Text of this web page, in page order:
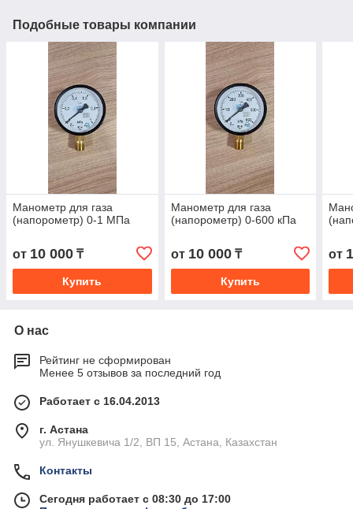
Подобные товары компании
Манометр для газа
(напорометр) 0-1 МПа
от 10 000 ₸
Купить
Манометр для газа
(напорометр) 0-600 кПа
от 10 000₸
Купить
от
О нас
Рейтинг не сформирован
Менее 5 отзывов за последний год
Работает с 16.04.2013
г. Астана
ул. Янушкевича 1/2, ВП 15, Астана, Казахстан
Контакты
Сегодня работает с 08:30 до 17:00